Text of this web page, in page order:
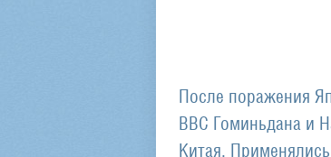
После поражения
ВВС Гоминьдана и
Китая.